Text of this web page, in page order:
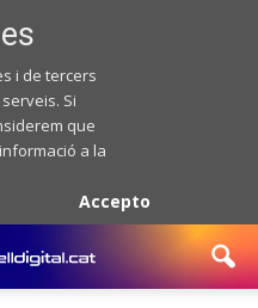
i de tercers
Si
que
a la
Accepto